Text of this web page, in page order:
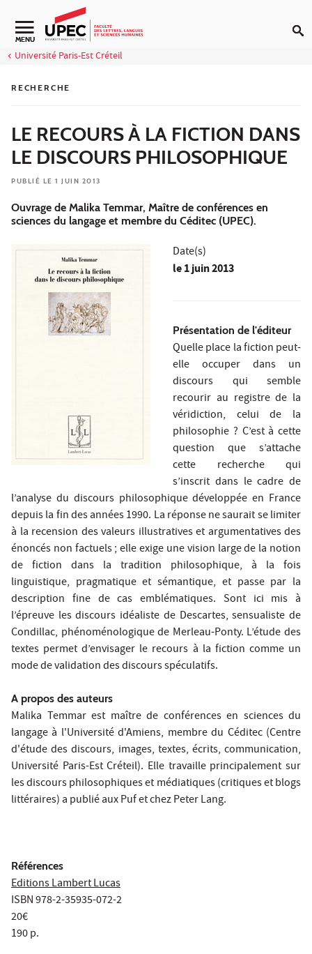
Aller au contenu
Navigation secondaire
MENU
Université Paris-Est Créteil
RECHERCHE
LE RECOURS À LA FICTION DANS
LE DISCOURS PHILOSOPHIQUE
PUBLIÉ LE 1 JUIN 2013
Ouvrage de Malika Temmar, Maître de conférences en
sciences du langage et membre du Céditec (UPEC).
Date(s)
le1 juin 2013
Présentation de l'éditeur
Quelle place la fiction peut-
elle occuper dans un
discours qui semble
recourir au registre de la
véridiction, celui de la
philosophie ? C’est à cette
question que s’attache
cette recherche qui
s’inscrit dans le cadre de
l’analyse du discours philosophique développée en France
depuis la fin des années 1990. La réponse ne saurait se limiter
à la recension des valeurs illustratives et argumentatives des
énoncés non factuels ; elle exige une vision large de la notion
de fiction dans la tradition philosophique, à la fois
linguistique, pragmatique et sémantique, et passe par la
description fine de cas emblématiques. Sont ici mis à
l’épreuve les discours idéaliste de Descartes, sensualiste de
Condillac, phénoménologique de Merleau-Ponty. L’étude des
textes permet d’envisager le recours à la fiction comme un
mode de validation des discours spéculatifs.
A propos des auteurs
Malika Temmarest maître de conférences en sciences du
langage à l'Université d'Amiens, membre du Céditec (Centre
d'étude des discours, images, textes, écrits, communication,
Université Paris-Est Créteil). Elle travaille principalement sur
les discours philosophiques et médiatiques (critiques et blogs
littéraires) a publié aux Puf et chez Peter Lang.
Références
Editions Lambert Lucas
ISBN 978-2-35935-072-2
20€
190 p.